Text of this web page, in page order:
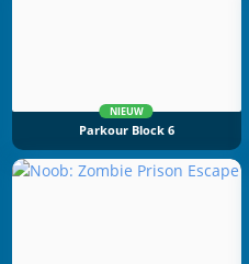
NIEUW
Parkour Block 6